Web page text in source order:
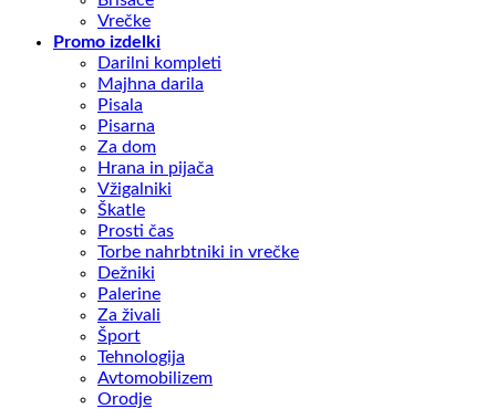
Vrečke
Promo izdelki
Darilni kompleti
Majhna darila
Pisala
Pisarna
Za dom
Hrana in pijača
Vžigalniki
Škatle
Prosti čas
Torbe nahrbtniki in vrečke
Dežniki
Palerine
Za živali
Šport
Tehnologija
Avtomobilizem
Orodje